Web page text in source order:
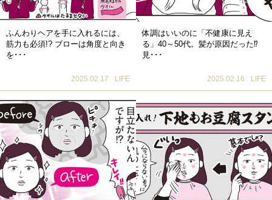
ふんわりヘアを手に入れるには、
筋力も必須!? ブローは角度と向き
を･･･
2025.02.17 LIFE
体調はいいのに「不健康に見え
る」40～50代。髪が原因だった⁉
見･･･
2025.02.16 LIFE